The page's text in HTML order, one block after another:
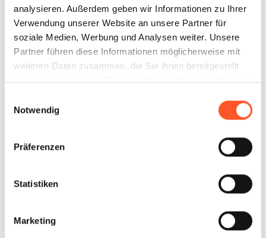
analysieren. Außerdem geben wir Informationen zu Ihrer
Verwendung unserer Website an unsere Partner für
soziale Medien, Werbung und Analysen weiter. Unsere
Partner führen diese Informationen möglicherweise mit
weiteren Daten zusammen, die Sie ihnen bereitgestellt
haben oder die sie im Rahmen Ihrer Nutzung der Dienste
Notwendig
Präferenzen
Statistiken
Marketing
Käse